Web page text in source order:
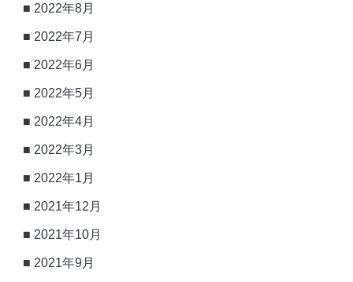
2022年8月
2022年7月
2022年6月
2022年5月
2022年4月
2022年3月
2022年1月
2021年12月
2021年10月
2021年9月